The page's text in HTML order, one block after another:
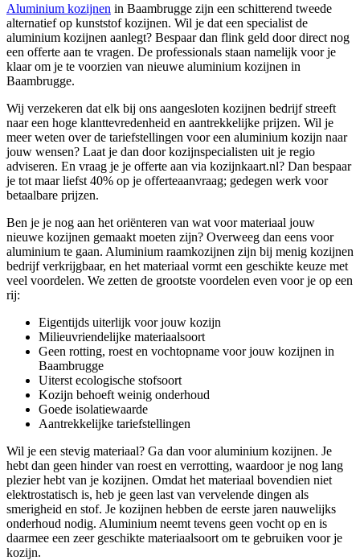
Aluminium kozijnen in Baambrugge zijn een schitterend tweede
alternatief op kunststof kozijnen. Wil je dat een specialist de
aluminium kozijnen aanlegt? Bespaar dan flink geld door direct nog
een offerte aan te vragen. De professionals staan namelijk voor je
klaar om je te voorzien van nieuwe aluminium kozijnen in
Baambrugge.
Wij verzekeren dat elk bij ons aangesloten kozijnen bedrijf streeft
naar een hoge klanttevredenheid en aantrekkelijke prijzen. Wil je
meer weten over de tariefstellingen voor een aluminium kozijn naar
jouw wensen? Laat je dan door kozijnspecialisten uit je regio
adviseren. En vraag je je offerte aan via kozijnkaart.nl? Dan bespaar
je tot maar liefst 40% op je offerteaanvraag; gedegen werk voor
betaalbare prijzen.
Ben je je nog aan het oriënteren van wat voor materiaal jouw
nieuwe kozijnen gemaakt moeten zijn? Overweeg dan eens voor
aluminium te gaan. Aluminium raamkozijnen zijn bij menig kozijnen
bedrijf verkrijgbaar, en het materiaal vormt een geschikte keuze met
veel voordelen. We zetten de grootste voordelen even voor je op een
rij:
Eigentijds uiterlijk voor jouw kozijn
Milieuvriendelijke materiaalsoort
Geen rotting, roest en vochtopname voor jouw kozijnen in
Baambrugge
Uiterst ecologische stofsoort
Kozijn behoeft weinig onderhoud
Goede isolatiewaarde
Aantrekkelijke tariefstellingen
Wil je een stevig materiaal? Ga dan voor aluminium kozijnen. Je
hebt dan geen hinder van roest en verrotting, waardoor je nog lang
plezier hebt van je kozijnen. Omdat het materiaal bovendien niet
elektrostatisch is, heb je geen last van vervelende dingen als
smerigheid en stof. Je kozijnen hebben de eerste jaren nauwelijks
onderhoud nodig. Aluminium neemt tevens geen vocht op en is
daarmee een zeer geschikte materiaalsoort om te gebruiken voor je
kozijn.